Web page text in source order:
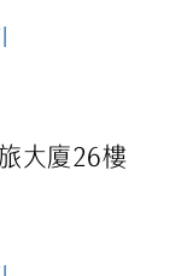
大廈26樓